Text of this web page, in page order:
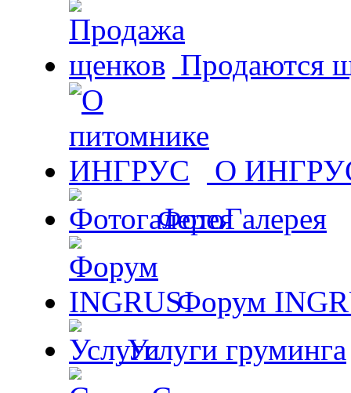
Продаются
О
ФотоГалерея
Форум
Услуги груминга